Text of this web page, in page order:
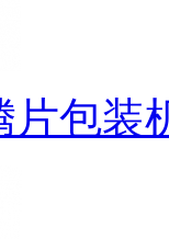
片包装